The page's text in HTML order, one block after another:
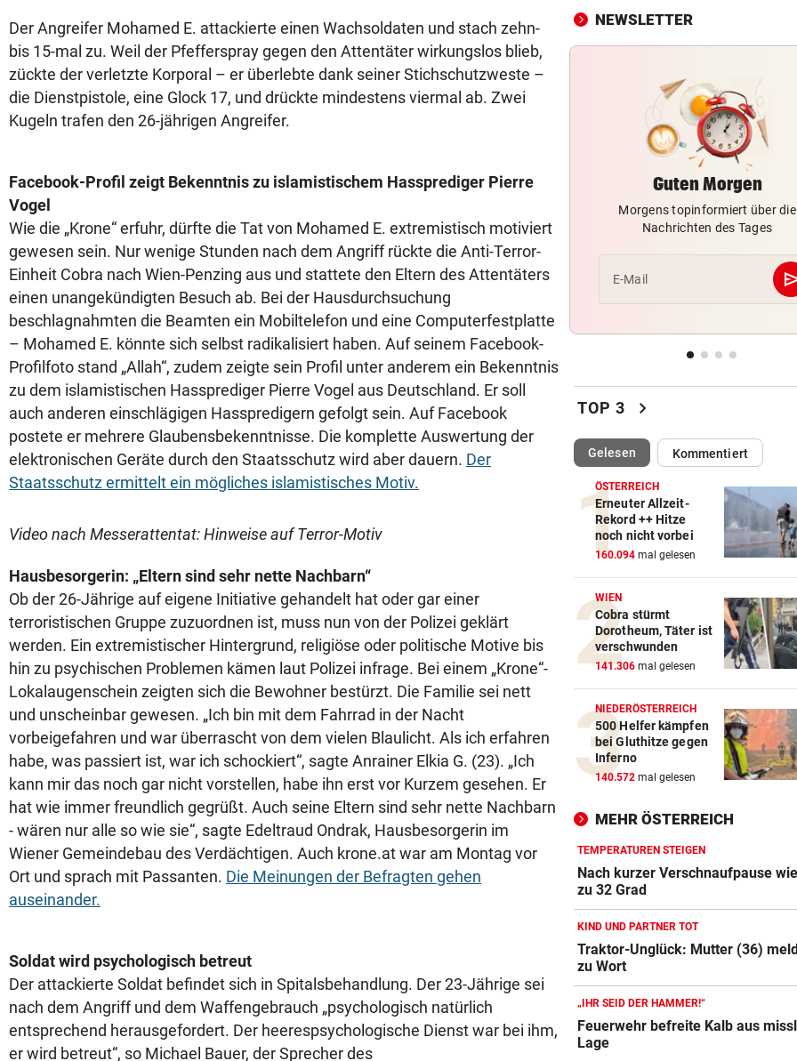
Der Angreifer Mohamed E. attackierte einen Wachsoldaten und stach zehn-
bis 15-mal zu. Weil der Pfefferspray gegen den Attentäter wirkungslos blieb,
zückte der verletzte Korporal – er überlebte dank seiner Stichschutzweste –
die Dienstpistole, eine Glock 17, und drückte mindestens viermal ab. Zwei
Kugeln trafen den 26-jährigen Angreifer.
Facebook-Profil zeigt Bekenntnis zu islamistischem Hassprediger Pierre
Vogel
Wie die „Krone“ erfuhr, dürfte die Tat von Mohamed E. extremistisch motiviert
gewesen sein. Nur wenige Stunden nach dem Angriff rückte die Anti-Terror-
Einheit Cobra nach Wien-Penzing aus und stattete den Eltern des Attentäters
einen unangekündigten Besuch ab. Bei der Hausdurchsuchung
beschlagnahmten die Beamten ein Mobiltelefon und eine Computerfestplatte
– Mohamed E. könnte sich selbst radikalisiert haben. Auf seinem Facebook-
Profilfoto stand „Allah“, zudem zeigte sein Profil unter anderem ein Bekenntnis
zu dem islamistischen Hassprediger Pierre Vogel aus Deutschland. Er soll
auch anderen einschlägigen Hasspredigern gefolgt sein. Auf Facebook
postete er mehrere Glaubensbekenntnisse. Die komplette Auswertung der
elektronischen Geräte durch den Staatsschutz wird aber dauern. Der
Staatsschutz ermittelt ein mögliches islamistisches Motiv.
Video nach Messerattentat: Hinweise auf Terror-Motiv
Hausbesorgerin: „Eltern sind sehr nette Nachbarn“
Ob der 26-Jährige auf eigene Initiative gehandelt hat oder gar einer
terroristischen Gruppe zuzuordnen ist, muss nun von der Polizei geklärt
werden. Ein extremistischer Hintergrund, religiöse oder politische Motive bis
hin zu psychischen Problemen kämen laut Polizei infrage. Bei einem „Krone“-
Lokalaugenschein zeigten sich die Bewohner bestürzt. Die Familie sei nett
und unscheinbar gewesen. „Ich bin mit dem Fahrrad in der Nacht
vorbeigefahren und war überrascht von dem vielen Blaulicht. Als ich erfahren
habe, was passiert ist, war ich schockiert“, sagte Anrainer Elkia G. (23). „Ich
kann mir das noch gar nicht vorstellen, habe ihn erst vor Kurzem gesehen. Er
hat wie immer freundlich gegrüßt. Auch seine Eltern sind sehr nette Nachbarn
- wären nur alle so wie sie“, sagte Edeltraud Ondrak, Hausbesorgerin im
Wiener Gemeindebau des Verdächtigen. Auch krone.at war am Montag vor
Ort und sprach mit Passanten. Die Meinungen der Befragten gehen
auseinander.
Soldat wird psychologisch betreut
Der attackierte Soldat befindet sich in Spitalsbehandlung. Der 23-Jährige sei
nach dem Angriff und dem Waffengebrauch „psychologisch natürlich
entsprechend herausgefordert. Der heerespsychologische Dienst war bei ihm,
er wird betreut“, so Michael Bauer, der Sprecher des
UNTER EINER BEDINGUNG
USA will Blockade von
2. LIGA – 2. RUNDE
3:0! Absteiger BW Linz
Wacker Innsbruck ab
NACH ELFER-RÜCKNAHME
Hinterseer über VAR: „Ist ein
absoluter Skandal!“
WEGEN CEUTA-KRISE vor 8
SONNTAG NOCH IM KASTEN
locken WAC-Goalie
BEI BARESI-ABSCHIED
Brasilien-Legende schockt
mit Mallet-Finger
KIND UND PARTNER TOT vor
Traktor-Unglück: Mutter
meldet sich zu Wort
STRATEGIE FEHLT vor
Schutz vor Drohnen?
hat keinen Plan
3:1 nach 0:1! Altach dreht
gegen WSG Tirol
KRITIK AUS POLITIK vor
Theater stellt Planschbecken
300.000 Euro auf
NACH WIEN AUF MYKONOS
Luxus am Meer! Sabalenka
gewährt private Einblicke
„IHR SEID DER HAMMER!“
Feuerwehr befreite Kalb aus
misslicher Lage
NEWSLETTER
Guten Morgen
Morgens topinformiert über die
Nachrichten des Tages
E-Mail
TOP 3 chevron_right
Gelesen(ausgewählt)Kommentiert
ÖSTERREICH
Erneuter Allzeit-
Rekord ++ Hitze
noch nicht vorbei
160.094 mal gelesen
WIEN
Cobra stürmt
Dorotheum, Täter ist
verschwunden
141.306 mal gelesen
NIEDERÖSTERREICH
500 Helfer kämpfen
bei Gluthitze gegen
Inferno
140.572 mal gelesen
MEHR ÖSTERREICH
TEMPERATUREN STEIGEN
Nach kurzer Verschnaufpause
zu 32 Grad
KIND UND PARTNER TOT
Traktor-Unglück: Mutter (36)
zu Wort
„IHR SEID DER HAMMER!“
Feuerwehr befreite Kalb aus
Lage